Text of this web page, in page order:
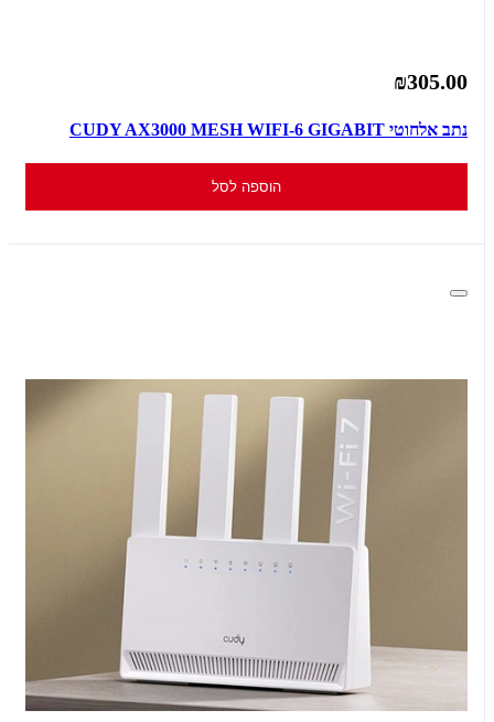
₪305.00
נתב אלחוטי CUDY AX3000 MESH WIFI-6 GIGABIT
הוספה לסל